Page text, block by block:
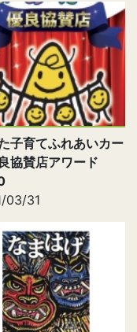
子育てふれあいカー
協賛店アワード
03/31